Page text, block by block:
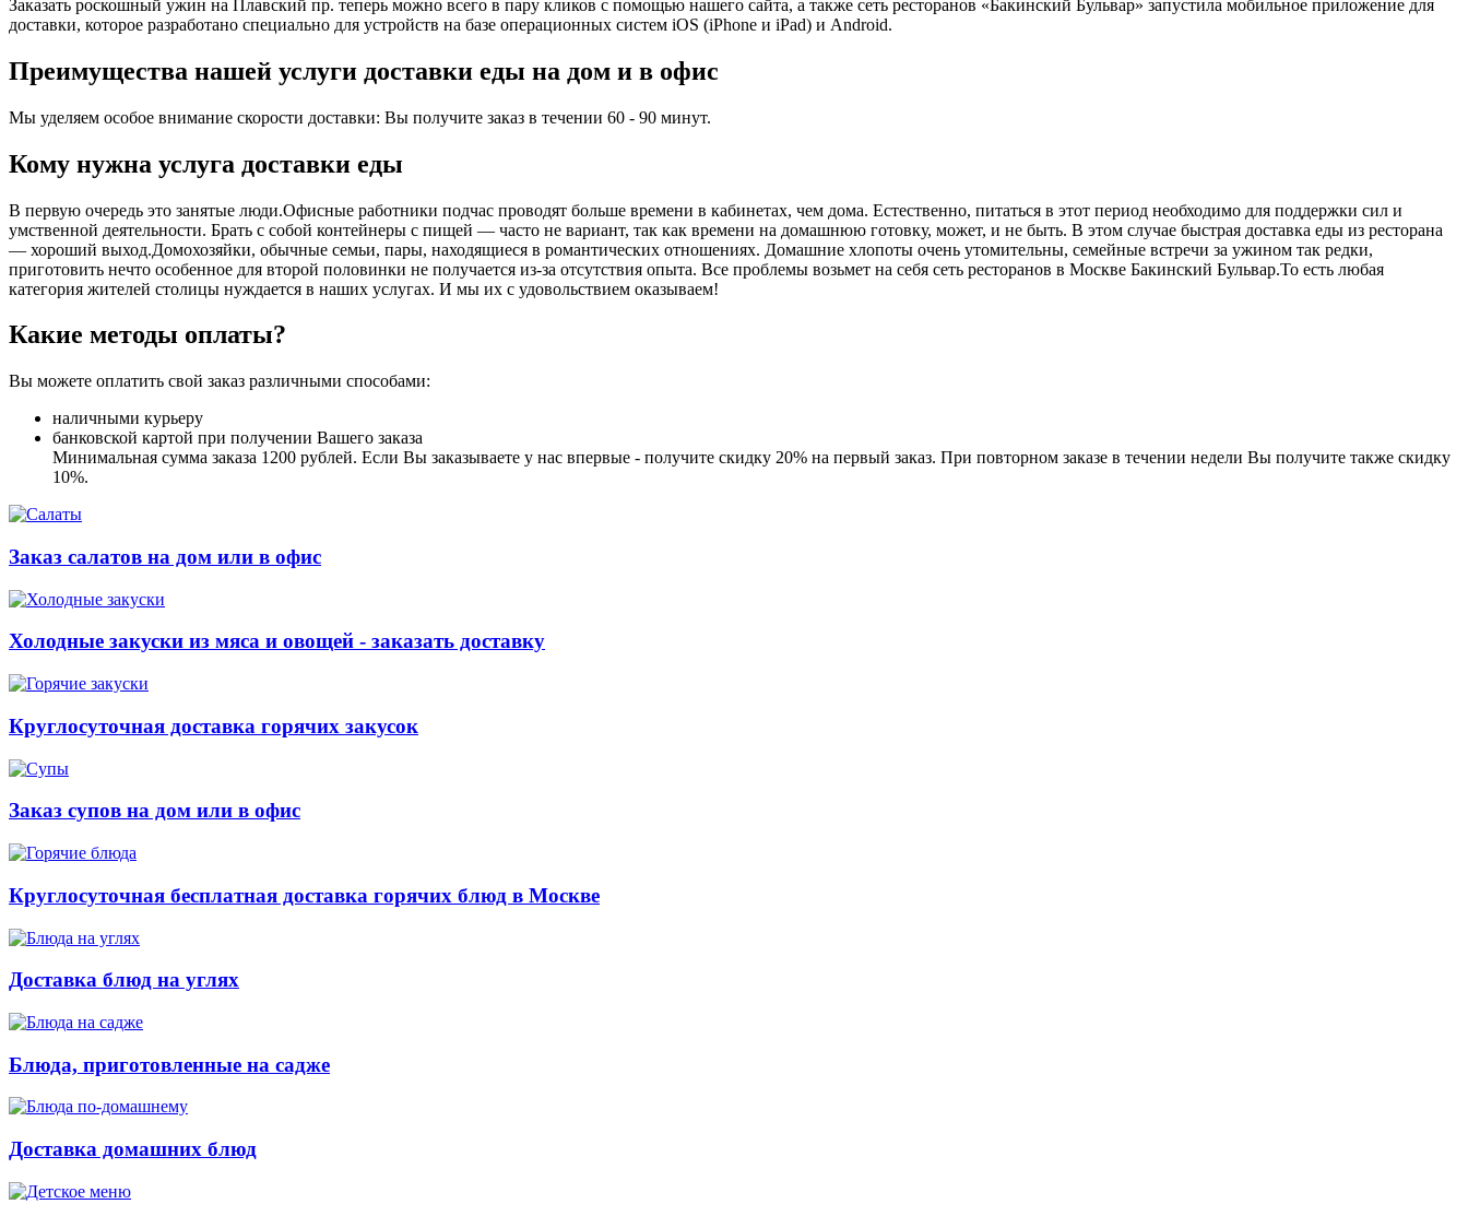
Заказать роскошный ужин на Плавский пр. теперь можно всего в пару кликов с помощью нашего сайта, а также сеть ресторанов «Бакинский Бульвар» запустила мобильное приложение для
доставки, которое разработано специально для устройств на базе операционных систем iOS (iPhone и iPad) и Android.
Преимущества нашей услуги доставки еды на дом и в офис
Мы уделяем особое внимание скорости доставки: Вы получите заказ в течении 60 - 90 минут.
Кому нужна услуга доставки еды
В первую очередь это занятые люди.Офисные работники подчас проводят больше времени в кабинетах, чем дома. Естественно, питаться в этот период необходимо для поддержки сил и
умственной деятельности. Брать с собой контейнеры с пищей ― часто не вариант, так как времени на домашнюю готовку, может, и не быть. В этом случае быстрая доставка еды из ресторана
― хороший выход.Домохозяйки, обычные семьи, пары, находящиеся в романтических отношениях. Домашние хлопоты очень утомительны, семейные встречи за ужином так редки,
приготовить нечто особенное для второй половинки не получается из-за отсутствия опыта. Все проблемы возьмет на себя сеть ресторанов в Москве Бакинский Бульвар.То есть любая
категория жителей столицы нуждается в наших услугах. И мы их с удовольствием оказываем!
Какие методы оплаты?
Вы можете оплатить свой заказ различными способами:
наличными курьеру
банковской картой при получении Вашего заказа
Минимальная сумма заказа 1200 рублей. Если Вы заказываете у нас впервые - получите скидку 20% на первый заказ. При повторном заказе в течении недели Вы получите также скидку
10%.
Заказ салатов на дом или в офис
Холодные закуски из мяса и овощей - заказать доставку
Круглосуточная доставка горячих закусок
Заказ супов на дом или в офис
Круглосуточная бесплатная доставка горячих блюд в Москве
Доставка блюд на углях
Блюда, приготовленные на садже
Доставка домашних блюд